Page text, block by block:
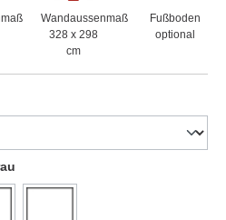
Wandaussenmaß
328 x 298
cm
Fußboden
optional